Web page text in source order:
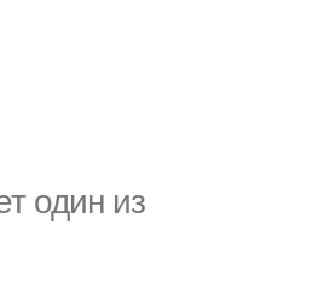
один из